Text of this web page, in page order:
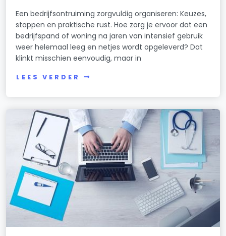
Een bedrijfsontruiming zorgvuldig organiseren: Keuzes,
stappen en praktische rust. Hoe zorg je ervoor dat een
bedrijfspand of woning na jaren van intensief gebruik
weer helemaal leeg en netjes wordt opgeleverd? Dat
klinkt misschien eenvoudig, maar in
LEES VERDER